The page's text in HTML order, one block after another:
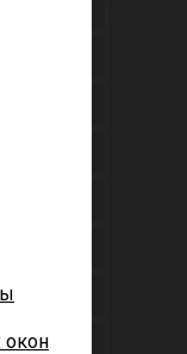
окон